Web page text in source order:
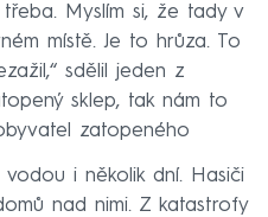
Myslím si, že tady v
místě. Je to hrůza. To
sdělil jeden z
sklep, tak nám to
zatopeného
i několik dní. Hasiči
nad nimi. Z katastrofy